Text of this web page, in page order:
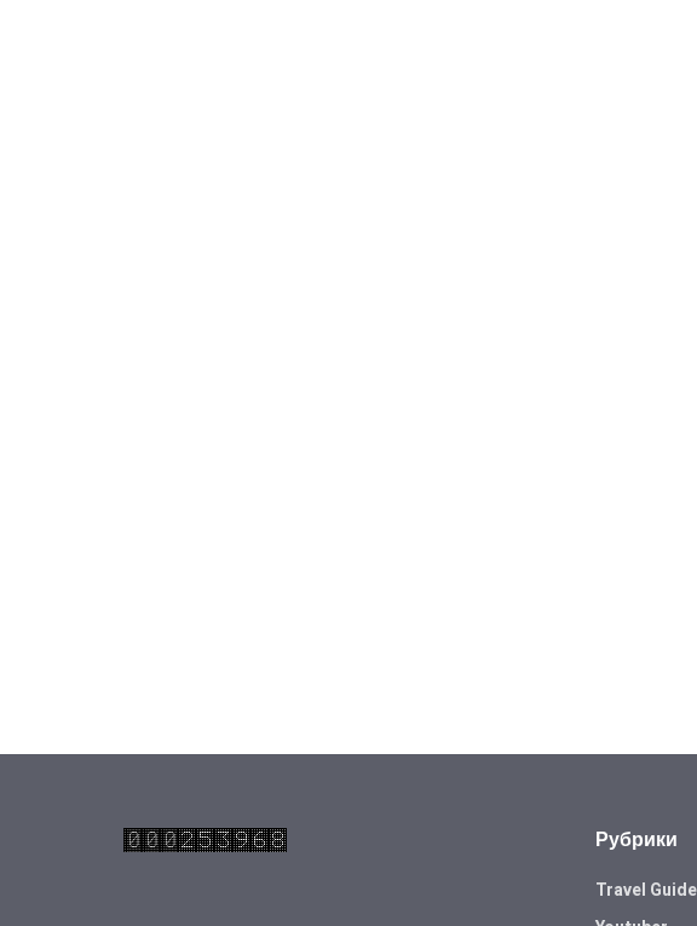
Рубрики
Travel Guide